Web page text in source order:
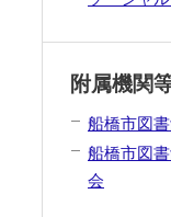
附属機関
船橋市図
船橋市図
会